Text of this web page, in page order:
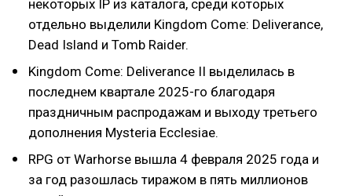
некоторых IP из каталога, среди которых
отдельно выделили Kingdom Come: Deliverance,
Dead Island и Tomb Raider.
Kingdom Come: Deliverance II выделилась в
последнем квартале 2025-го благодаря
праздничным распродажам и выходу третьего
дополнения Mysteria Ecclesiae.
RPG от Warhorse вышла 4 февраля 2025 года и
за год разошлась тиражом в пять миллионов